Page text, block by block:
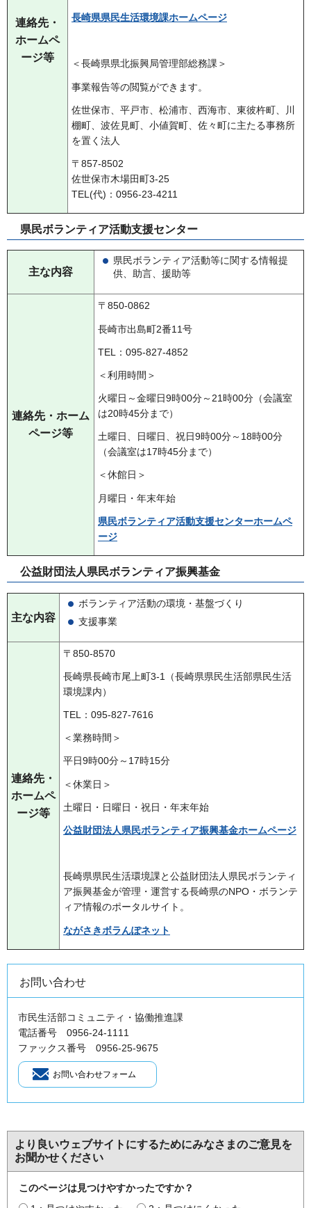
連絡先・
ホームペ
ージ等
長崎県県民生活環境課ホームページ
＜長崎県県北振興局管理部総務課＞
事業報告等の閲覧ができます。
佐世保市、平戸市、松浦市、西海市、東彼杵町、川
棚町、波佐見町、小値賀町、佐々町に主たる事務所
を置く法人
〒857-8502
佐世保市木場田町3-25
TEL(代)：0956-23-4211
県民ボランティア活動支援センター
主な内容
県民ボランティア活動等に関する情報提
供、助言、援助等
連絡先・ホーム
ページ等
〒850-0862
長崎市出島町2番11号
TEL：095-827-4852
＜利用時間＞
火曜日～金曜日9時00分～21時00分（会議室
は20時45分まで）
土曜日、日曜日、祝日9時00分～18時00分
（会議室は17時45分まで）
＜休館日＞
月曜日・年末年始
県民ボランティア活動支援センターホームペ
ージ
公益財団法人県民ボランティア振興基金
主な内容
ボランティア活動の環境・基盤づくり
支援事業
連絡先・
ホームペ
ージ等
〒850-8570
長崎県長崎市尾上町3-1（長崎県県民生活部県民生活
環境課内）
TEL：095-827-7616
＜業務時間＞
平日9時00分～17時15分
＜休業日＞
土曜日・日曜日・祝日・年末年始
公益財団法人県民ボランティア振興基金ホームページ
長崎県県民生活環境課と公益財団法人県民ボランティ
ア振興基金が管理・運営する長崎県のNPO・ボランテ
ィア情報のポータルサイト。
ながさきボラんぽネット
お問い合わせ
市民生活部コミュニティ・協働推進課
電話番号 0956-24-1111
ファックス番号 0956-25-9675
より良いウェブサイトにするためにみなさまのご意見を
お聞かせください
このページは見つけやすかったですか？